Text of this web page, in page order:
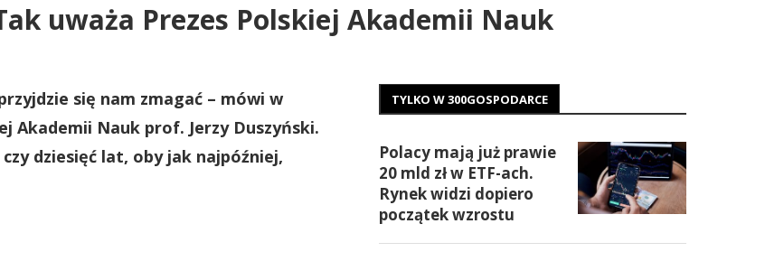
uważa Prezes Polskiej Akademii Nauk
się nam zmagać – mówi w
Akademii Nauk prof. Jerzy Duszyński.
dziesięć lat, oby jak najpóźniej,
TYLKO W 300GOSPODARCE
Polacy mają już prawie
20 mld zł w ETF-ach.
Rynek widzi dopiero
początek wzrostu